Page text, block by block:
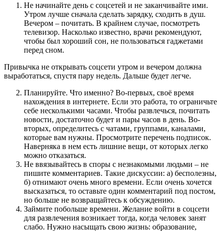
Не начинайте день с соцсетей и не заканчивайте ими.
Утром лучше сначала сделать зарядку, сходить в душ.
Вечером – почитать. В крайнем случае, посмотреть
телевизор. Насколько известно, врачи рекомендуют,
чтобы был хороший сон, не пользоваться гаджетами
перед сном.
Привычка не открывать соцсети утром и вечером должна
выработаться, спустя пару недель. Дальше будет легче.
Планируйте. Что именно? Во-первых, своё время
нахождения в интернете. Если это работа, то ограничьте
себе несколькими часами. Чтобы развлечься, почитать
новости, достаточно будет и пары часов в день. Во-
вторых, определитесь с чатами, группами, каналами,
которые вам нужны. Просмотрите перечень подписок.
Наверняка в нем есть лишние вещи, от которых легко
можно отказаться.
Не ввязывайтесь в споры с незнакомыми людьми – не
пишите комментариев. Такие дискуссии: а) бесполезны,
б) отнимают очень много времени. Если очень хочется
высказаться, то оставьте один комментарий под постом,
но больше не возвращайтесь к обсуждению.
Займите побольше времени. Желание войти в соцсети
для развлечения возникает тогда, когда человек занят
слабо. Нужно насыщать свою жизнь: образование,